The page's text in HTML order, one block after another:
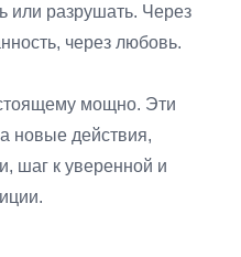
или разрушать. Через
через любовь.
мощно. Эти
новые действия,
шаг к уверенной и